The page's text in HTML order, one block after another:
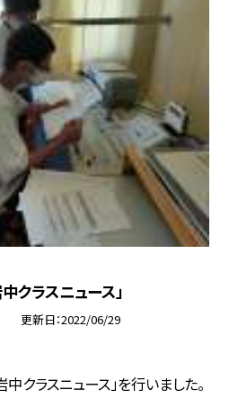
クラスニュース」
更新日 2022/06/29
クラスニュース」を行いました。